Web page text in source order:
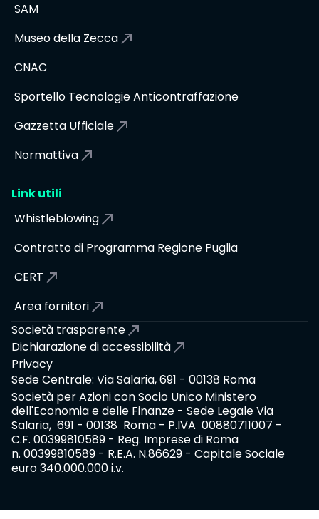
SAM
Museo della Zecca
CNAC
Sportello Tecnologie Anticontraffazione
Gazzetta Ufficiale
Normattiva
Link utili
Whistleblowing
Contratto di Programma Regione Puglia
CERT
Area fornitori
Società trasparente
Dichiarazione di accessibilità
Privacy
Sede Centrale: Via Salaria, 691 - 00138 Roma
Società per Azioni con Socio Unico Ministero
dell'Economia e delle Finanze - Sede Legale Via
Salaria, 691 - 00138 Roma - P.IVA 00880711007 -
C.F. 00399810589 - Reg. Imprese di Roma
n. 00399810589 - R.E.A. N.86629 - Capitale Sociale
euro 340.000.000 i.v.